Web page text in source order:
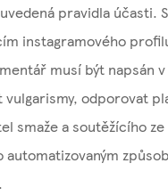
pravidla účasti.
instagramového
musí být napsán
vulgarismy, odporovat
smaže a soutěžícího